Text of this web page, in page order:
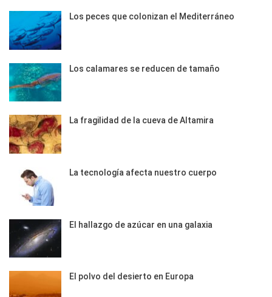
Los peces que colonizan el Mediterráneo
Los calamares se reducen de tamaño
La fragilidad de la cueva de Altamira
La tecnología afecta nuestro cuerpo
El hallazgo de azúcar en una galaxia
El polvo del desierto en Europa